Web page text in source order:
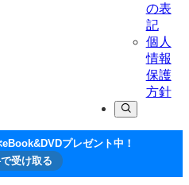
の表
記
個人
情報
保護
方針
プレゼント中！
受け取る